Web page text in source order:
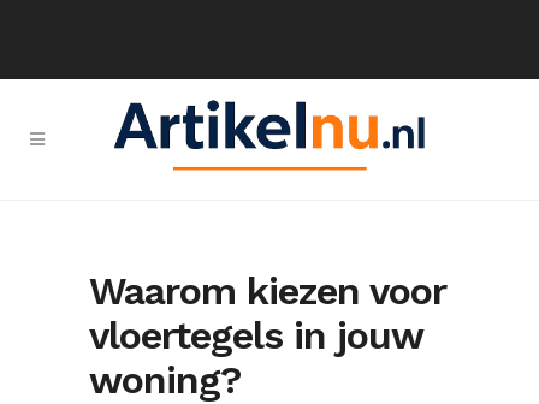
Waarom kiezen voor
vloertegels in jouw
woning?